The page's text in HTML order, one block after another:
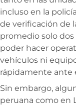
incluso en la
de verificación de
promedio solo
poder hacer
vehículos ni
rápidamente ante
Sin embargo,
peruana como en